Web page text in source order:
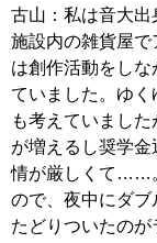
古山：私は音大
施設内の雑貨屋
は創作活動をし
ていました。ゆく
も考えていまし
が増えるし奨学
情が厳しくて……
ので、夜中にダブ
たどりついたのが